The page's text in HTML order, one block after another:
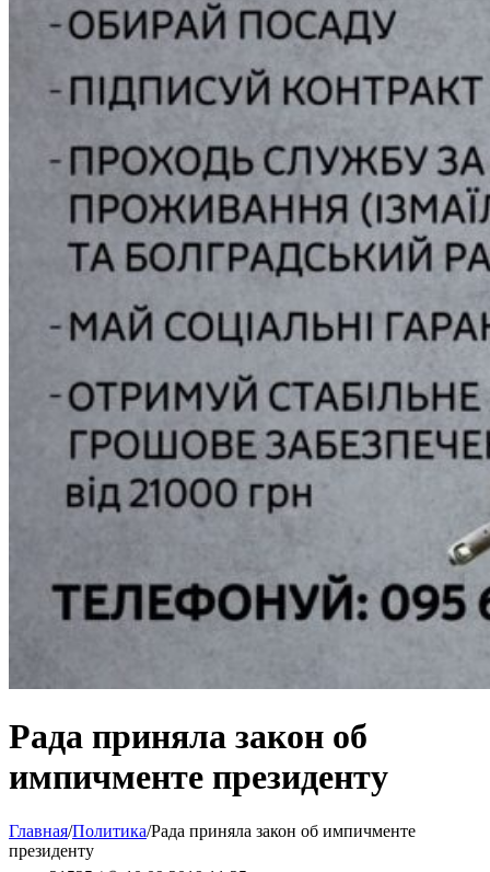
Рада приняла закон об
импичменте президенту
Главная/Политика/Рада приняла закон об импичменте
президенту